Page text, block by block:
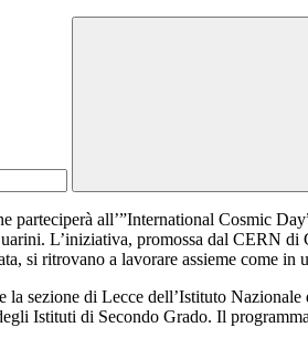
parteciperà all’”International Cosmic
L’iniziativa, promossa dal
si ritrovano a lavorare assieme come in
sezione di Lecce dell’Istituto
Istituti di Secondo Grado. Il